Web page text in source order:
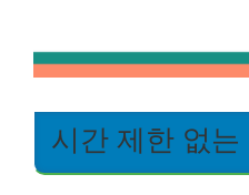
시간 제한 없는